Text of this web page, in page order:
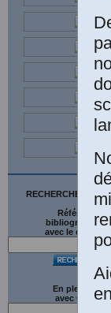
RECHERCHE SUR
Références
bibliographiques
avec le catalogue
En plein texte
avec G gle